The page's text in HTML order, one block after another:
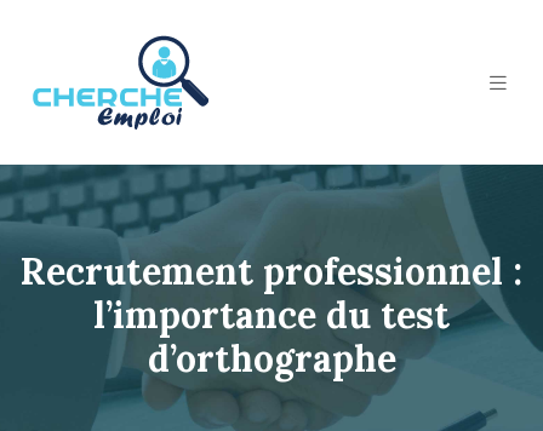
Recrutement professionnel :
l’importance du test
d’orthographe